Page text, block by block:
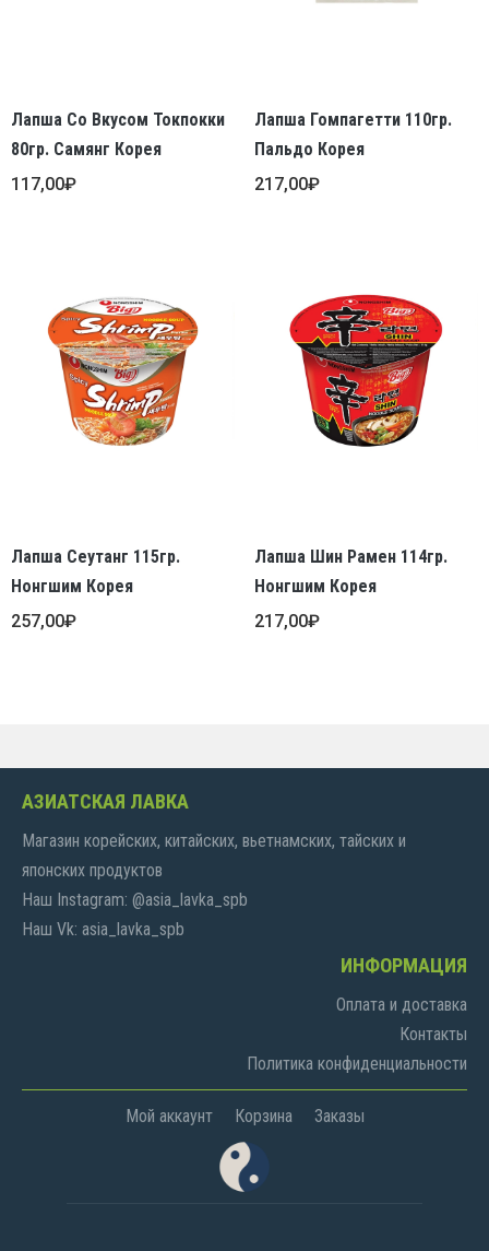
Лапша Со Вкусом Токпокки
80гр. Самянг Корея
117,00₽
Лапша Гомпагетти 110гр.
Пальдо Корея
217,00₽
Лапша Сеутанг 115гр.
Нонгшим Корея
257,00₽
Лапша Шин Рамен 114гр.
Нонгшим Корея
217,00₽
АЗИАТСКАЯ ЛАВКА
Магазин корейских, китайских, вьетнамских, тайских и
японских продуктов
Наш Instagram: @asia_lavka_spb
Наш Vk: asia_lavka_spb
ИНФОРМАЦИЯ
Оплата и доставка
Контакты
Политика конфиденциальности
Мой аккаунт Корзина Заказы